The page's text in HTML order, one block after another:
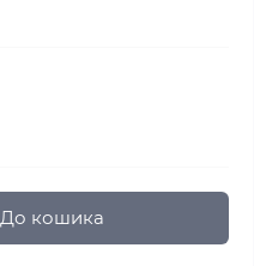
До кошика